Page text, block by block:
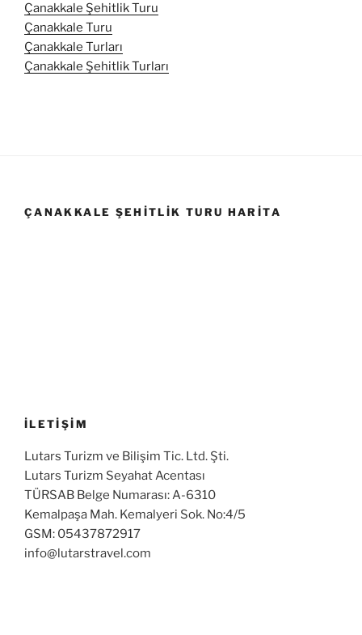
Çanakkale Şehitlik Turu
Çanakkale Turu
Çanakkale Turları
Çanakkale Şehitlik Turları
ÇANAKKALE ŞEHITLIK TURU HARITA
İLETİŞİM
Lutars Turizm ve Bilişim Tic. Ltd. Şti.
Lutars Turizm Seyahat Acentası
TÜRSAB Belge Numarası: A-6310
Kemalpaşa Mah. Kemalyeri Sok. No:4/5
GSM: 05437872917
info@lutarstravel.com